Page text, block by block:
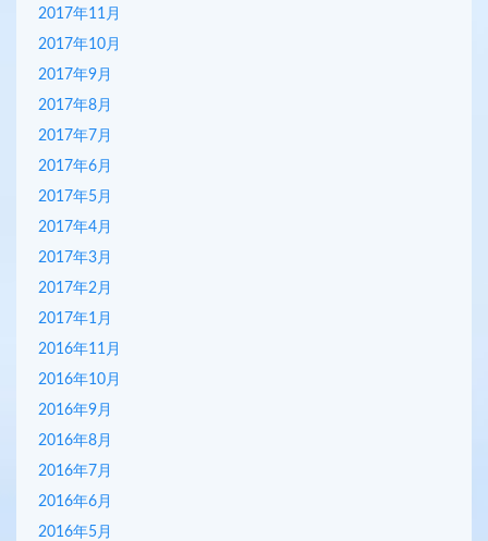
2017年11月
2017年10月
2017年9月
2017年8月
2017年7月
2017年6月
2017年5月
2017年4月
2017年3月
2017年2月
2017年1月
2016年11月
2016年10月
2016年9月
2016年8月
2016年7月
2016年6月
2016年5月